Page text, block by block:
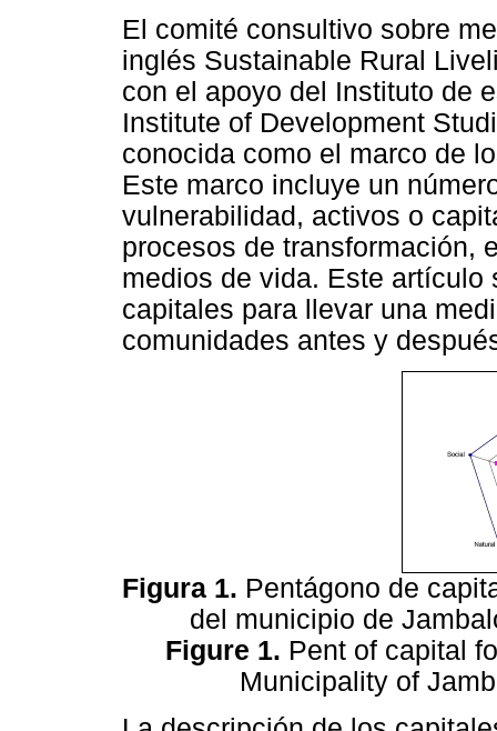
El comité consultivo sobre
inglés Sustainable Rural
con el apoyo del Instituto de
Institute of Development
conocida como el marco de
Este marco incluye un
vulnerabilidad, activos o
procesos de transformación,
medios de vida. Este
capitales para llevar una
comunidades antes y
Figura 1. Pentágono de
del municipio de
Figure 1. Pent of capital
Municipality of